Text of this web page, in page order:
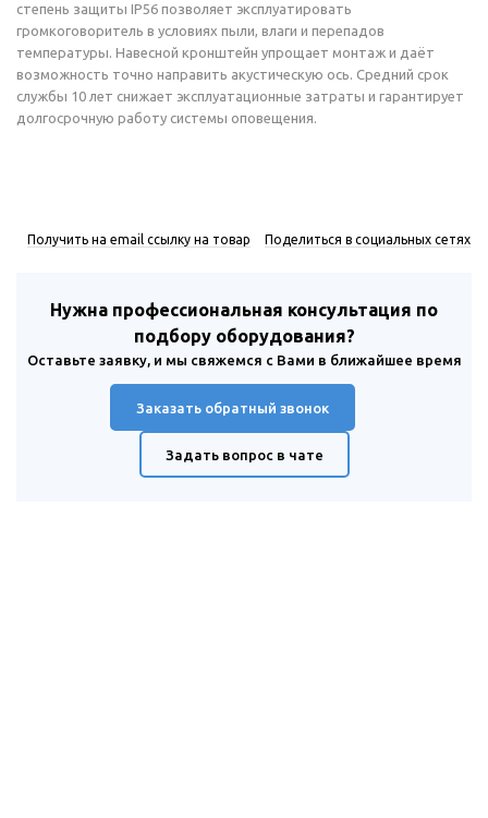
степень защиты IP56 позволяет эксплуатировать
громкоговоритель в условиях пыли, влаги и перепадов
температуры. Навесной кронштейн упрощает монтаж и даёт
возможность точно направить акустическую ось. Средний срок
службы 10 лет снижает эксплуатационные затраты и гарантирует
долгосрочную работу системы оповещения.
Получить на email ссылку на товар Поделиться в социальных сетях
Нужна профессиональная консультация по
подбору оборудования?
Оставьте заявку, и мы свяжемся с Вами в ближайшее время
Заказать обратный звонок
Задать вопрос в чате